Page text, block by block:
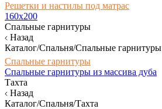
Решетки и настилы под матрас
160х200
Спальные гарнитуры
Назад
Каталог/Спальня/Спальные гарнитуры
Спальные гарнитуры
Спальные гарнитуры из массива дуба
Тахта
Назад
Каталог/Спальня/Тахта